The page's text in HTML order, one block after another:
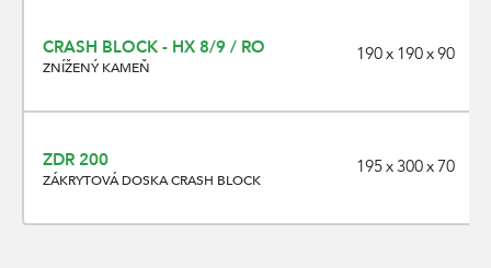
CRASH BLOCK - HX 8/9 / RO
ZNÍŽENÝ KAMEŇ
190 x 190 x 90
ZDR 200
ZÁKRYTOVÁ DOSKA CRASH BLOCK
195 x 300 x 70